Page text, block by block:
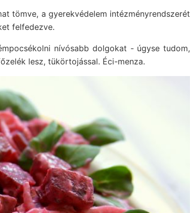
tömve, a gyerekvédelem intézményrendszerét
felfedezve.
nívósabb dolgokat - úgyse tudom,
lesz, tükörtojással. Éci-menza.